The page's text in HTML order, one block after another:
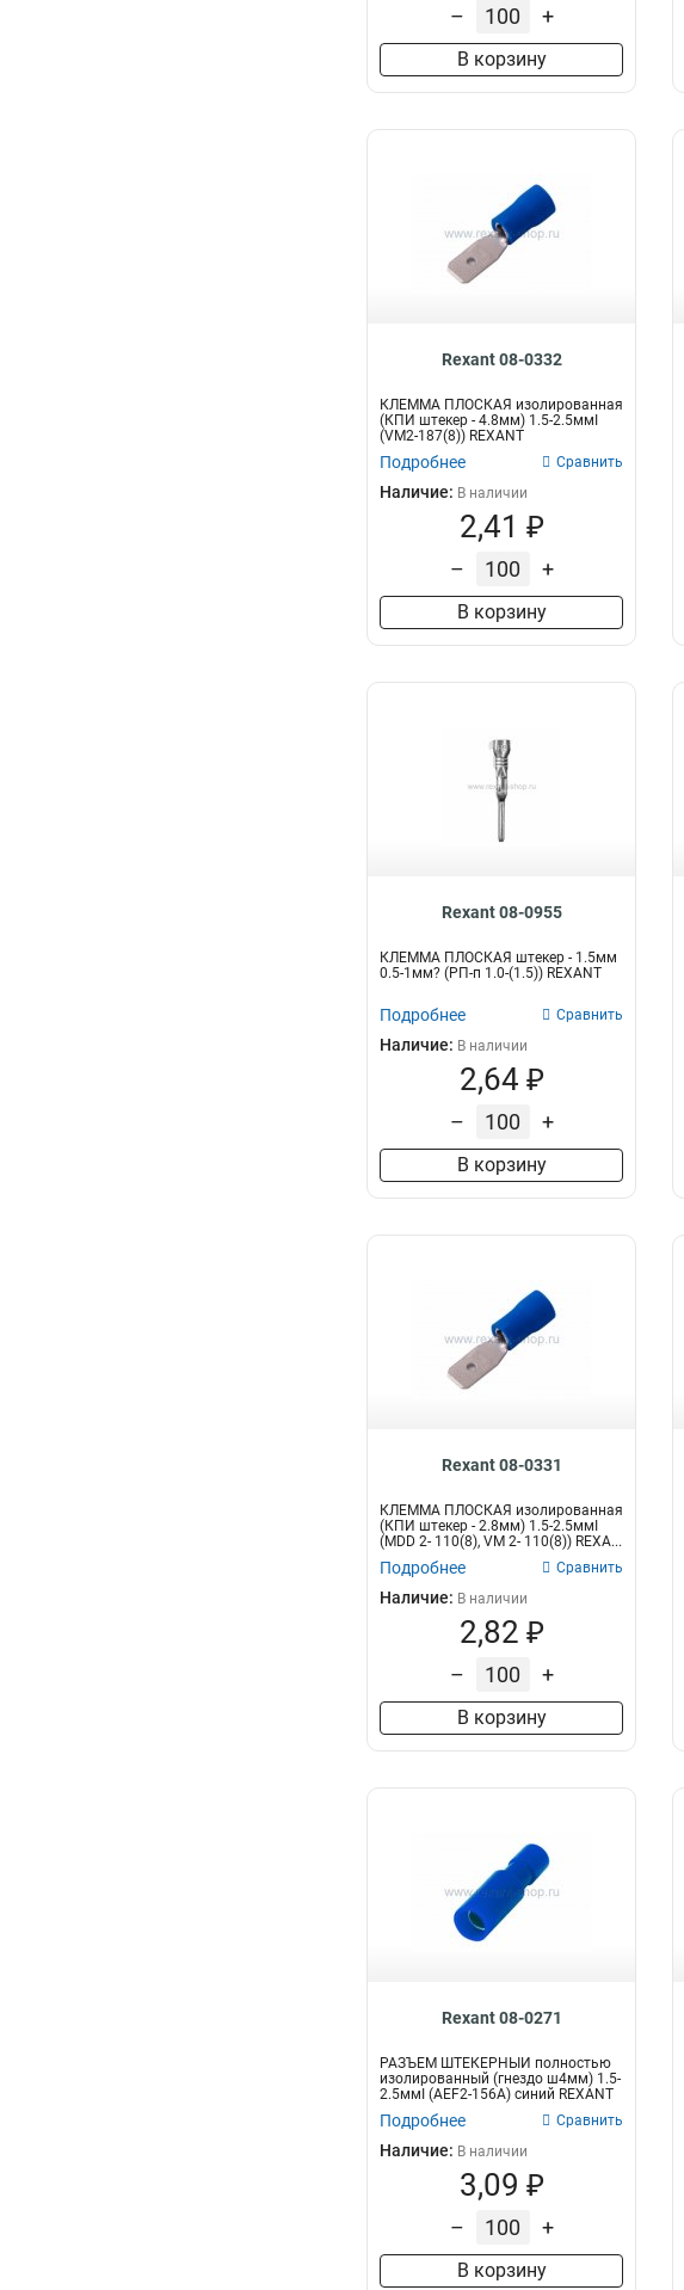
– +
В корзину
Rexant 08-0332
КЛЕММА ПЛОСКАЯ изолированная
(КПИ штекер - 4.8мм) 1.5-2.5ммІ
(VM2-187(8)) REXANT
Подробнее Сравнить
Наличие: В наличии
2,41 ₽
– +
В корзину
Rexant 08-0955
КЛЕММА ПЛОСКАЯ штекер - 1.5мм
0.5-1мм? (РП-п 1.0-(1.5)) REXANT
Подробнее Сравнить
Наличие: В наличии
2,64 ₽
– +
В корзину
Rexant 08-0331
КЛЕММА ПЛОСКАЯ изолированная
(КПИ штекер - 2.8мм) 1.5-2.5ммІ
(MDD 2- 110(8), VM 2- 110(8)) REXA...
Подробнее Сравнить
Наличие: В наличии
2,82 ₽
– +
В корзину
Rexant 08-0271
РАЗЪЁМ ШТЕКЕРНЫЙ полностью
изолированный (гнездо ш4мм) 1.5-
2.5ммІ (AEF2-156A) синий REXANT
Подробнее Сравнить
Наличие: В наличии
3,09 ₽
– +
В корзину